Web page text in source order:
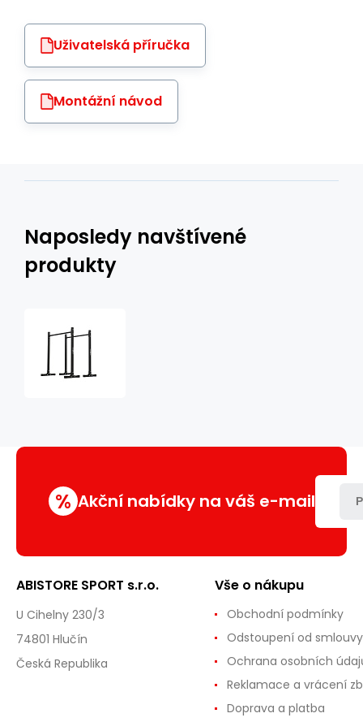
Uživatelská příručka
Montážní návod
Naposledy navštívené
produkty
% Akční nabídky na váš e-mail
ABISTORE SPORT s.r.o.
U Cihelny 230/3
74801 Hlučín
Česká Republika
Vše o nákupu
Obchodní podmínky
Odstoupení od smlouvy
Ochrana osobních
Reklamace a vrácení
Doprava a platba